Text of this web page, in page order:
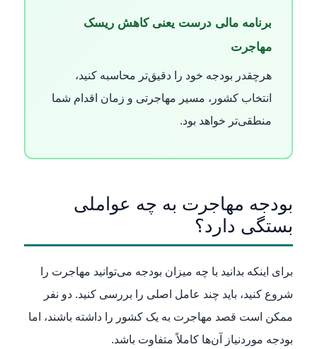
برنامه مالی درست یعنی کاهش ریسک
مهاجرت
هرچقدر بودجه خود را دقیق‌تر محاسبه کنید،
انتخاب کشور، مسیر مهاجرتی و زمان اقدام شما
منطقی‌تر خواهد بود.
بودجه مهاجرت به چه عواملی
بستگی دارد؟
برای اینکه بدانید با چه میزان بودجه می‌توانید مهاجرت را
شروع کنید، باید چند عامل اصلی را بررسی کنید. دو نفر
ممکن است قصد مهاجرت به یک کشور را داشته باشند، اما
بودجه موردنیاز آن‌ها کاملاً متفاوت باشد.